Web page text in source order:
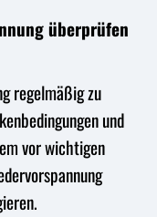
überprüfen
regelmäßig zu
und
vor wichtigen